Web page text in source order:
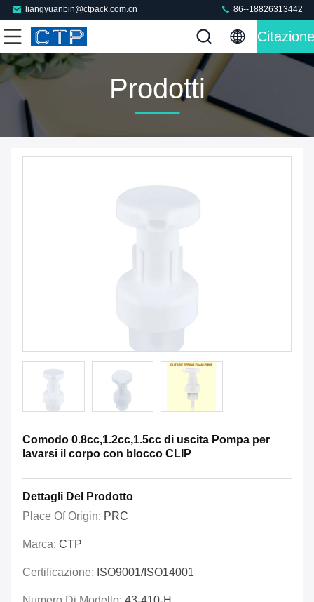
liangyuanbin@ctpack.com.cn 86--18826313442
Citazione
Prodotti
Comodo 0.8cc,1.2cc,1.5cc di uscita Pompa per
lavarsi il corpo con blocco CLIP
Dettagli Del Prodotto
Place Of Origin: PRC
Marca: CTP
Certificazione: ISO9001/ISO14001